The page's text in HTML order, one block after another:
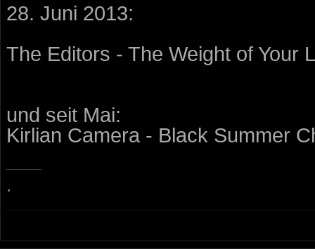
28. Juni 2013:
The Editors - The Weight of Your
und seit Mai:
Kirlian Camera - Black Summer
.